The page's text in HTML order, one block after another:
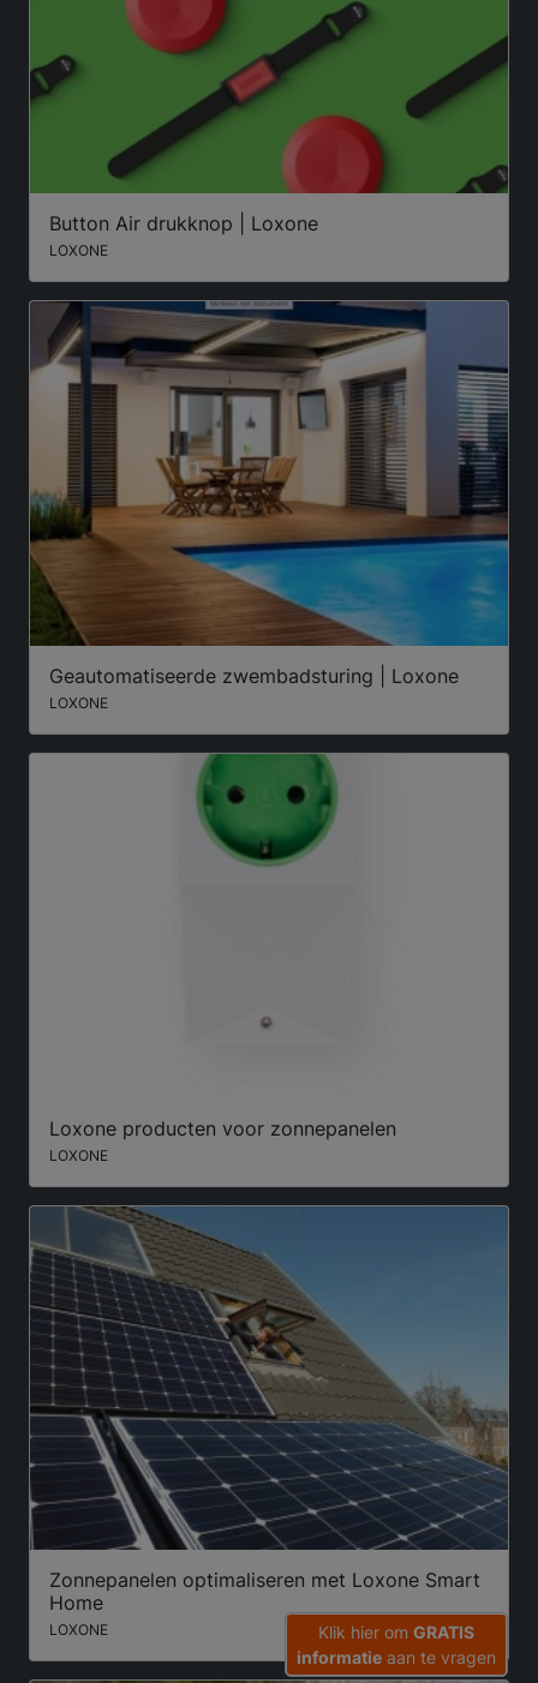
Button Air drukknop | Loxone
LOXONE
Geautomatiseerde zwembadsturing | Loxone
LOXONE
Loxone producten voor zonnepanelen
LOXONE
Zonnepanelen optimaliseren met Loxone Smart
Home
LOXONE Klik hier om GRATIS
informatie aan te vragen